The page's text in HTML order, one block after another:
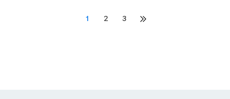
1 2 3
다음